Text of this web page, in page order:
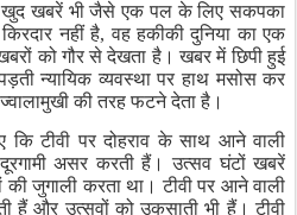
खुद खबरें भी जैसे एक पल के लिए सकपका
किरदार नहीं है,वह हकीकी दुनिया का एक
को गौर से देखता है। खबर में छिपी हुई
न्यायिक व्यवस्था पर हाथ मसोस कर
ज्वालामुखी की तरह फटने देता है।
कि टीवी पर दोहराव के साथ आने वाली
दूरगामी असर करती हैं। उत्सव घंटों खबरें
की जुगाली करता था। टीवी पर आने वाली
हैं और उत्सवों को उकसाती भी हैं। टीवी